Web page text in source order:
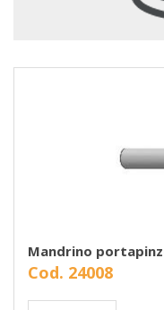
Mandrino
Cod. 24008